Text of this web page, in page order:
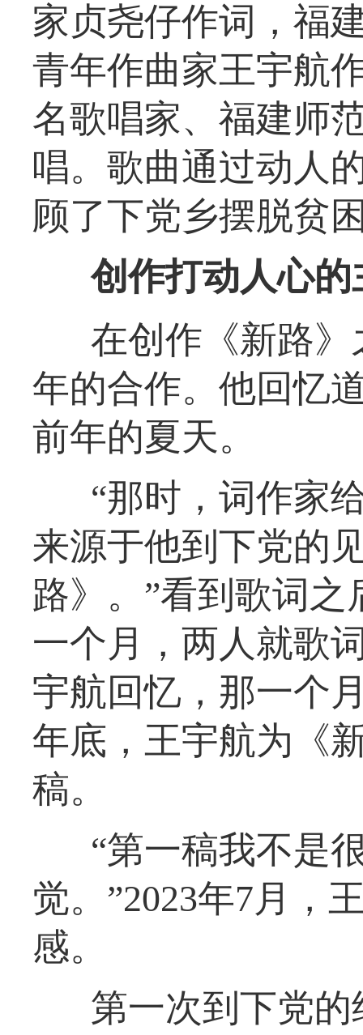
家贞尧仔作词，福
青年作曲家王宇航
名歌唱家、福建师
唱。歌曲通过动人
顾了下党乡摆脱贫
创作打动人心
在创作《新路
年的合作。他回忆
前年的夏天。
“那时，词作家
来源于他到下党的
路》。”看到歌词
一个月，两人就歌
宇航回忆，那一个
年底，王宇航为《
稿。
“第一稿我不是
觉。”2023年7月，
感。
第一次到下党